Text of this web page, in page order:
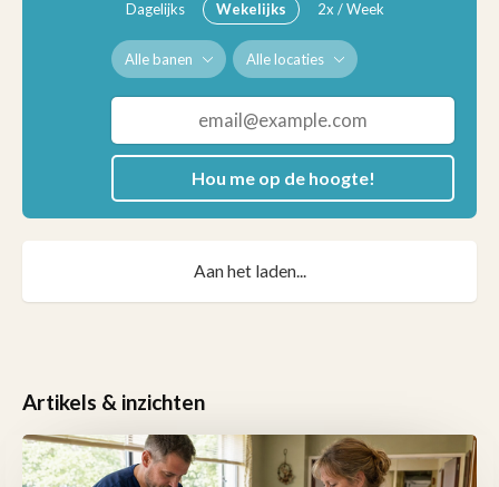
Dagelijks Wekelijks 2x / Week
Alle banen Alle locaties
Hou me op de hoogte!
Aan het laden...
Artikels & inzichten